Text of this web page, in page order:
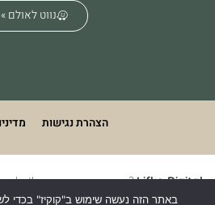
נווט לאולם »
הצהרת נגישות
what's your superpower?Lifko Digital
באתר הזה נעשה שימוש ב"קוקיז" בכדי